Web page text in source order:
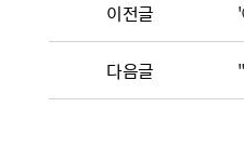
이전글 '
다음글